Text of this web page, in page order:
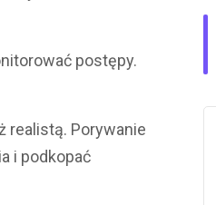
postępy.
realistą. Porywanie
i podkopać